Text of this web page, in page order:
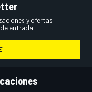
y ofertas
entrada.